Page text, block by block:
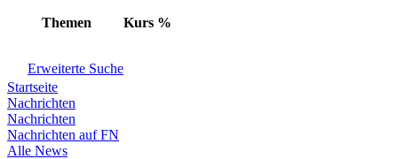
Themen Kurs %
Erweiterte Suche
Startseite
Nachrichten
Nachrichten
Nachrichten auf FN
Alle News